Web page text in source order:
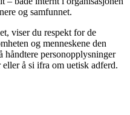
og samfunnet.
viser du respekt for de
og menneskene den
håndtere personopplysninger
å si ifra om uetisk adferd.